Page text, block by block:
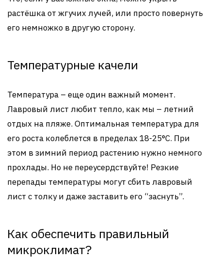
растёшка от жгучих лучей, или просто повернуть
его немножко в другую сторону.
Температурные качели
Температура – еще один важный момент.
Лавровый лист любит тепло, как мы – летний
отдых на пляже. Оптимальная температура для
его роста колеблется в пределах 18-25°C. При
этом в зимний период растению нужно немного
прохлады. Но не переусердствуйте! Резкие
перепады температуры могут сбить лавровый
лист с толку и даже заставить его “заснуть”.
Как обеспечить правильный
микроклимат?